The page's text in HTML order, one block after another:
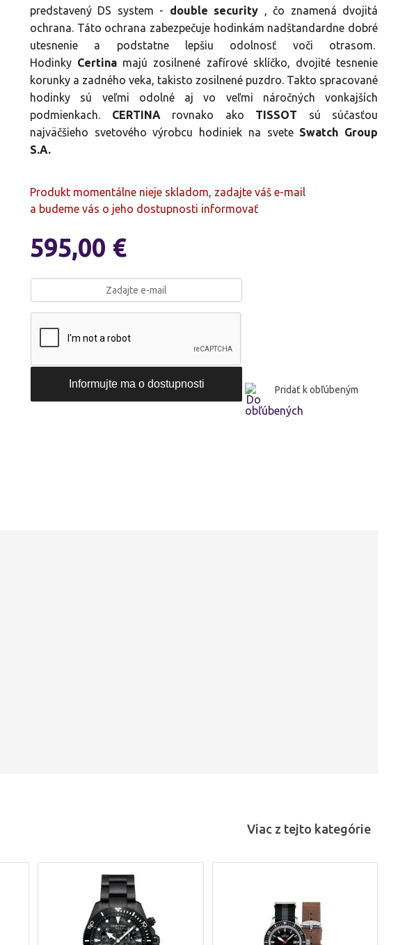
predstavený DS system - double security , čo znamená dvojitá
ochrana. Táto ochrana zabezpečuje hodinkám nadštandardne dobré
utesnenie a podstatne lepšiu odolnosť voči otrasom.
Hodinky Certina majú zosilnené zafírové sklíčko, dvojité tesnenie
korunky a zadného veka, takisto zosilnené puzdro. Takto spracované
hodinky sú veľmi odolné aj vo veľmi náročných vonkajších
podmienkach. CERTINA rovnako ako TISSOT sú súčasťou
najväčšieho svetového výrobcu hodiniek na svete Swatch Group
S.A.
Produkt momentálne nieje skladom, zadajte váš e-mail
a budeme vás o jeho dostupnosti informovať
595,00 €
Pridať k obľúbeným
Viac z tejto kategórie